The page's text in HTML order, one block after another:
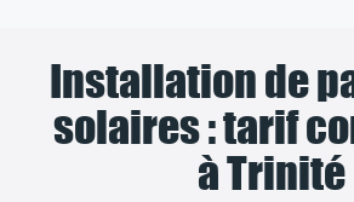
Installation de
solaires : tarif
à Trinité